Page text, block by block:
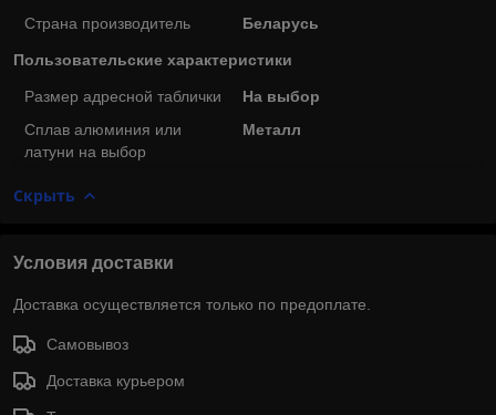
Страна производитель
Беларусь
Пользовательские характеристики
Размер адресной таблички
На выбор
Сплав алюминия или
латуни на выбор
Металл
Скрыть
Условия доставки
Доставка осуществляется только по предоплате.
Самовывоз
Доставка курьером